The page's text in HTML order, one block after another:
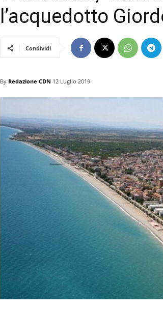
l’acquedotto
Condividi
By Redazione CDN 12 Luglio 2019